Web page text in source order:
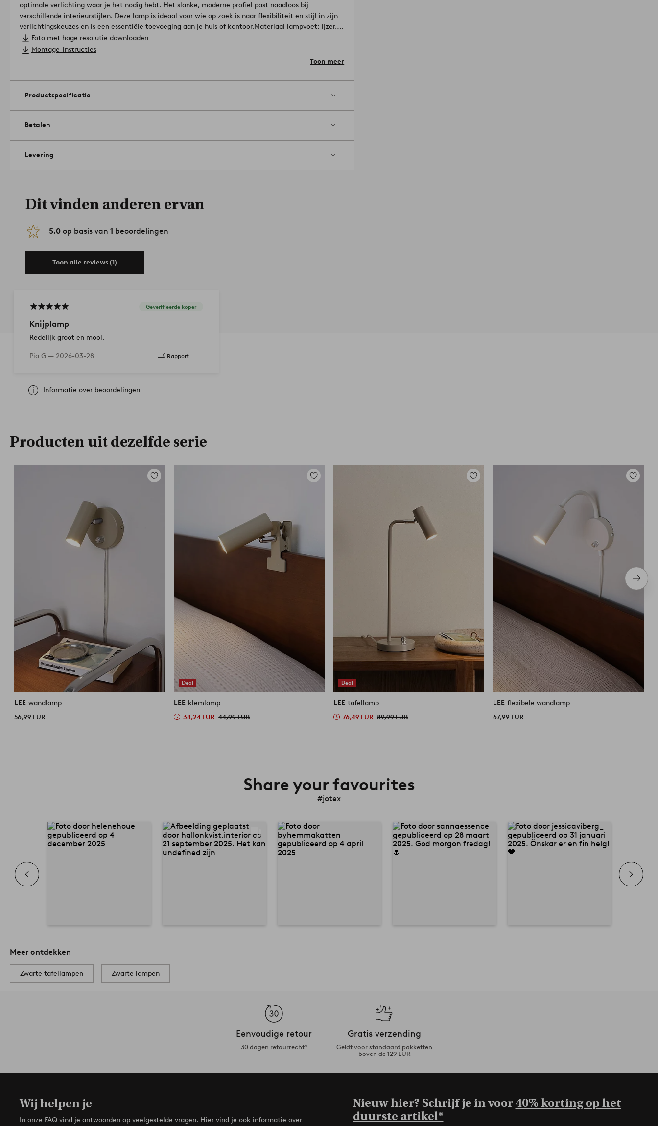
optimale verlichting waar je het nodig hebt. Het slanke, moderne profiel past naadloos bij
verschillende interieurstijlen. Deze lamp is ideaal voor wie op zoek is naar flexibiliteit en stijl in zijn
verlichtingskeuzes en is een essentiële toevoeging aan je huis of kantoor.Materiaal lampvoet: ijzer.
Materiaal lampenkap: ijzer.
Afmetingen; Breedte: 6.0 cm. Hoogte: 13.0 cm. Lengte/diepte: 12.0 cm.
Contactdoos/lichtbron: st gu10. Max wattage: 8.0.
Coating: gelakt.
Vervangbare lichtbron: Ja.Artikelnummer: 2249554-02-0
Foto met hoge resolutie downloaden
Montage-instructies
Toon meer
Productspecificatie
Betalen
Levering
Dit vinden anderen ervan
5.0 op basis van 1 beoordelingen
Toon alle reviews (1)
Geverifieerde koper
Knijplamp
Redelijk groot en mooi.
Pia G — 2026-03-28 Rapport
Informatie over beoordelingen
Producten uit dezelfde serie
Toevoegen
LEE wandlamp
56,99 EUR
Deal
Toevoegen
LEE klemlamp
38,24 EUR 44,99 EUR
Deal
Toevoegen
LEE tafellamp
76,49 EUR 89,99 EUR
LEE flexibele wandlamp
67,99 EUR
item
Share your favourites
#jotex
Meer ontdekken
Zwarte tafellampen Zwarte lampen
Eenvoudige retour
30 dagen retourrecht*
Gratis verzending
Geldt voor standaard pakketten
boven de 129 EUR
Wij helpen je
In onze FAQ vind je antwoorden op veelgestelde vragen. Hier vind je ook informatie over
Nieuw hier? Schrijf je in voor40% korting op het
duurste artikel*